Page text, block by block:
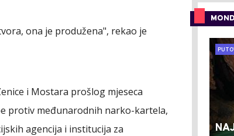
ona je produžena", rekao je
i Mostara prošlog mjeseca
protiv međunarodnih narko-kartela,
agencija i institucija za